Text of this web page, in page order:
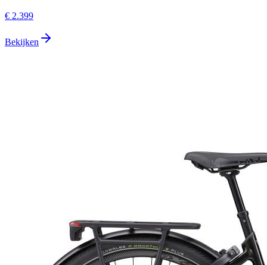
€ 2.399
Bekijken